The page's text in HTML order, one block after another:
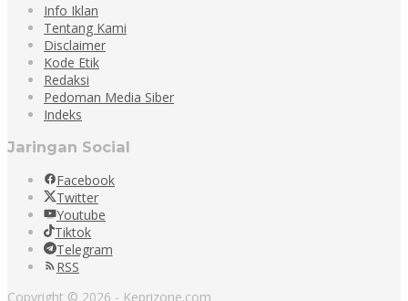
Info Iklan
Tentang Kami
Disclaimer
Kode Etik
Redaksi
Pedoman Media Siber
Indeks
Jaringan Social
Facebook
Twitter
Youtube
Tiktok
Telegram
RSS
Copyright © 2026 - Keprizone.com